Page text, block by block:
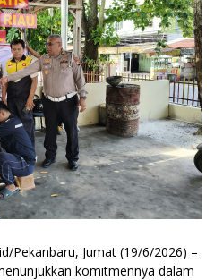
Pekanbaru, Jumat (19/6/2026) –
komitmennya dalam